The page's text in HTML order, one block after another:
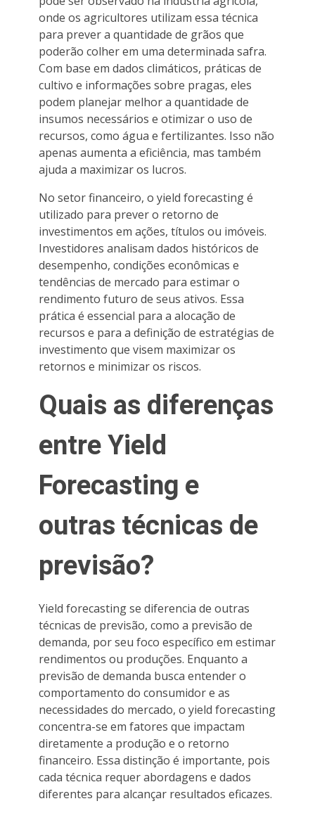
onde os agricultores utilizam essa técnica
para prever a quantidade de grãos que
poderão colher em uma determinada safra.
Com base em dados climáticos, práticas de
cultivo e informações sobre pragas, eles
podem planejar melhor a quantidade de
insumos necessários e otimizar o uso de
recursos, como água e fertilizantes. Isso não
apenas aumenta a eficiência, mas também
ajuda a maximizar os lucros.
No setor financeiro, o yield forecasting é
utilizado para prever o retorno de
investimentos em ações, títulos ou imóveis.
Investidores analisam dados históricos de
desempenho, condições econômicas e
tendências de mercado para estimar o
rendimento futuro de seus ativos. Essa
prática é essencial para a alocação de
recursos e para a definição de estratégias de
investimento que visem maximizar os
retornos e minimizar os riscos.
Quais as diferenças
entre Yield
Forecasting e
outras técnicas de
previsão?
Yield forecasting se diferencia de outras
técnicas de previsão, como a previsão de
demanda, por seu foco específico em estimar
rendimentos ou produções. Enquanto a
previsão de demanda busca entender o
comportamento do consumidor e as
necessidades do mercado, o yield forecasting
concentra-se em fatores que impactam
diretamente a produção e o retorno
financeiro. Essa distinção é importante, pois
cada técnica requer abordagens e dados
diferentes para alcançar resultados eficazes.